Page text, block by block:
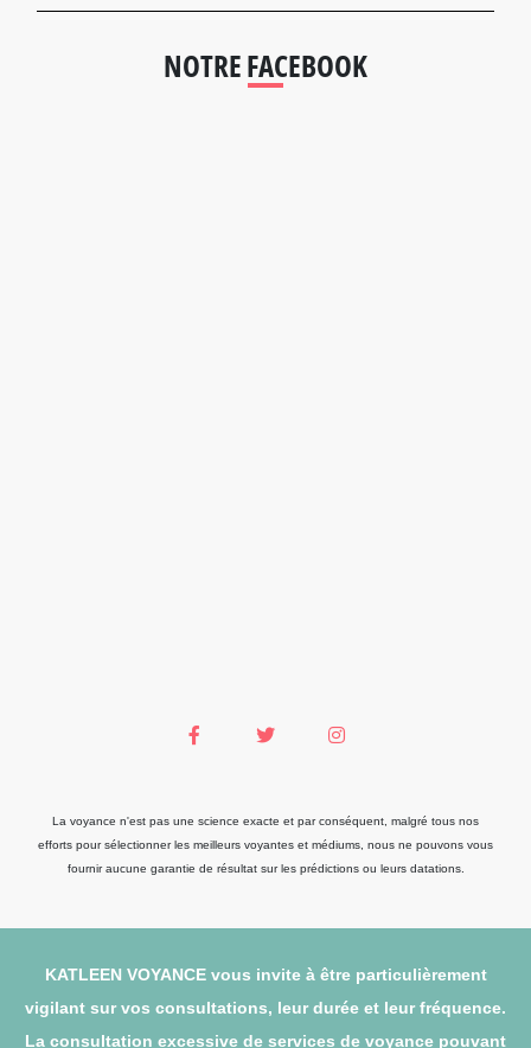
NOTRE FACEBOOK
La voyance n'est pas une science exacte et par conséquent, malgré tous nos
efforts pour sélectionner les meilleurs voyantes et médiums, nous ne pouvons vous
fournir aucune garantie de résultat sur les prédictions ou leurs datations.
KATLEEN VOYANCE vous invite à être particulièrement
vigilant sur vos consultations, leur durée et leur fréquence.
La consultation excessive de services de voyance pouvant